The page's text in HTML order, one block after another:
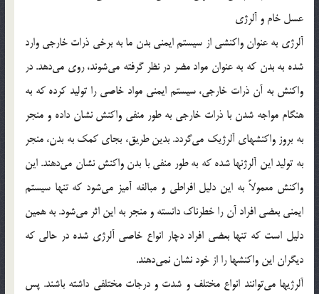
عسل خام و آلرژی
آلرژی به عنوان واکنشی از سیستم ایمنی بدن ما به برخی ذرات خارجی وارد
شده به بدن که به عنوان مواد مضر در نظر گرفته می‌شوند، روی می‌دهد. در
واکنش به آن ذرات خارجی، سیستم ایمنی مواد خاصی را تولید کرده که به
هنگام مواجه شدن با ذرات خارجی به طور منفی واکنش نشان داده و منجر
به بروز واکنشهای آلرژیک می‌گردد. بدین طریق، بجای کمک به بدن، منجر
به تولید این آلرژنها شده که به طور منفی با بدن واکنش نشان می‌دهند. این
واکنش معمولاً به این دلیل افراطی و مبالغه آمیز می‌شود که تنها سیستم
ایمنی بعضی افراد آن را خطرناک دانسته و منجر به این اثر می‌شود. به همین
دلیل است که تنها بعضی افراد دچار انواع خاصی آلرژی شده در حالی که
دیگران این واکنشها را از خود نشان نمی‌دهند.
آلرژیها می‌توانند انواع مختلف و شدت و درجات مختلفی داشته باشند. پس